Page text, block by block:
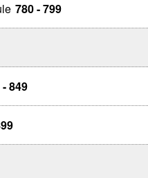
780 - 799
849